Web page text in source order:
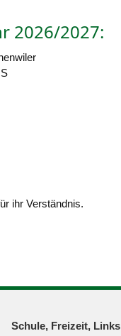
2026/2027:
ihr Verständnis.
Schule, Freizeit, Links